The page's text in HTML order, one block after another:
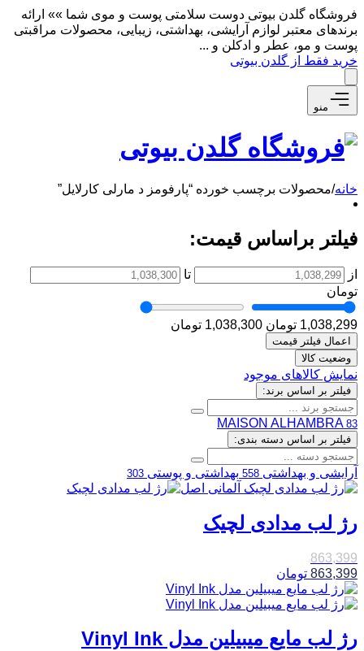
فروشگاه گلدن بیوتی دوست سلامتی پوست و موی شما »» ارائه
برندهای معتبر لوازم آرایشی، بهداشتی، زیبایی، محصولات مراقبتی
پوست و مو، عطر و ادکلن و ...
خرید فقط از گلدن بیوتی
منو
خانه/محصولات برچسب خورده “پارفومز د مارلی کارلایل”
فیلتر براساس قیمت:
از
تا
تومان
1,038,299 تومان 1,038,300 تومان
اعمال فیلتر قیمت
وضعیت کالا
نمایش کالاهای موجود
فیلتر بر اساس برند:
MAISON ALHAMBRA 83
فیلتر بر اساس دسته بندی:
آرایشی و بهداشتی 558 بهداشتی و پوستی 303
رژ لب مدادی لچیک
863,399
863,399 تومان
رژ لب مایع میبیلین مدل Vinyl Ink